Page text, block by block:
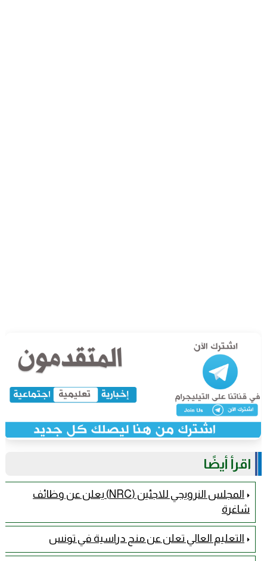
اقرأ أيضًا
المجلس النرويجي للاجئين (NRC) يعلن عن وظائف
شاغرة
التعليم العالي تعلن عن منح دراسية في تونس